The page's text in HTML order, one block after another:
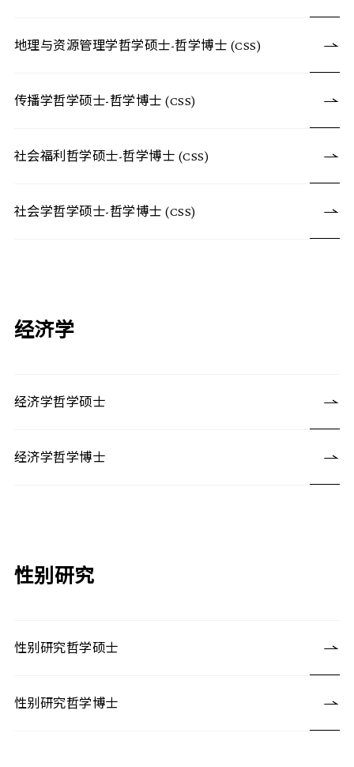
地理与资源管理学哲学硕士-哲学博士 (CSS)
传播学哲学硕士-哲学博士 (CSS)
社会福利哲学硕士-哲学博士 (CSS)
社会学哲学硕士-哲学博士 (CSS)
经济学
经济学哲学硕士
经济学哲学博士
性别研究
性别研究哲学硕士
性别研究哲学博士